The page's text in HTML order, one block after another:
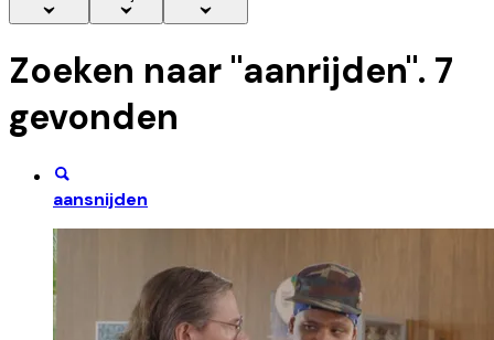
Zoeken naar "aanrijden". 7
gevonden
aansnijden